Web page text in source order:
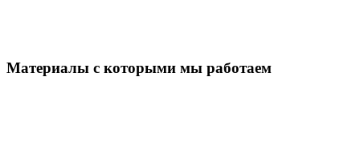
Материалы с которыми мы работаем